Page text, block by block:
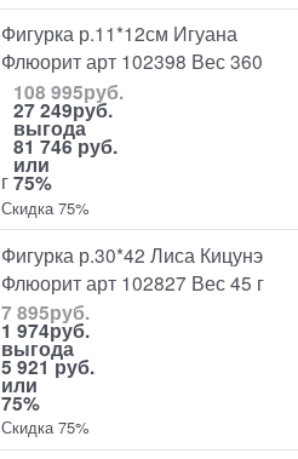
Фигурка р.11*12см Игуана
Флюорит арт 102398 Вес 360
г
108 995руб.
27 249руб.
выгода
81 746 руб.
или
75%
Скидка 75%
Фигурка р.30*42 Лиса Кицунэ
Флюорит арт 102827 Вес 45 г
7 895руб.
1 974руб.
выгода
5 921 руб.
или
75%
Скидка 75%